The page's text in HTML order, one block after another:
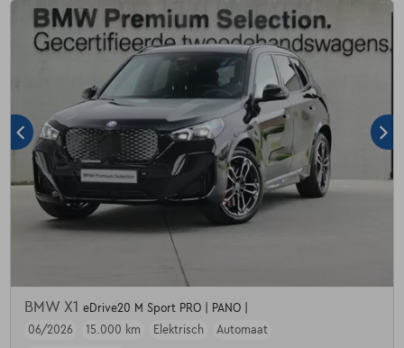
BMW X1 eDrive20 M Sport PRO | PANO |
06/2026
15.000 km Elektrisch
Automaat